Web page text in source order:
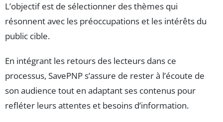
L’objectif est de sélectionner des thèmes qui
résonnent avec les préoccupations et les intérêts du
public cible.
En intégrant les retours des lecteurs dans ce
processus, SavePNP s’assure de rester à l’écoute de
son audience tout en adaptant ses contenus pour
refléter leurs attentes et besoins d’information.